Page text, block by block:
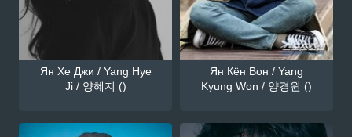
Ян Хе Джи / Yang Hye
Ji / 양혜지 ()
Ян Кён Вон / Yang
Kyung Won / 양경원 ()